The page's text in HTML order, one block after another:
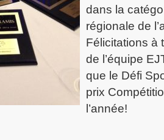
dans la
régionale de
Félicitations à
de l’équipe
que le Défi
prix
l’année!